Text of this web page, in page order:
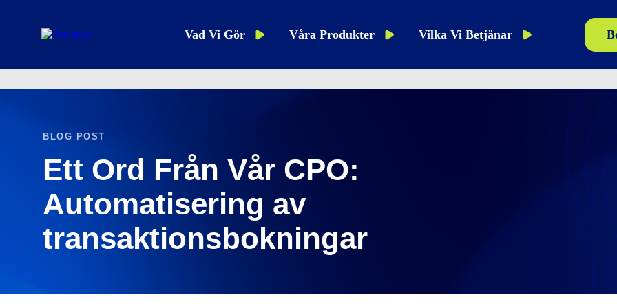
Vad Vi Gör Våra Produkter Vilka Vi Betjänar
BLOG POST
Ett Ord Från Vår CPO:
Automatisering av
transaktionsbokningar